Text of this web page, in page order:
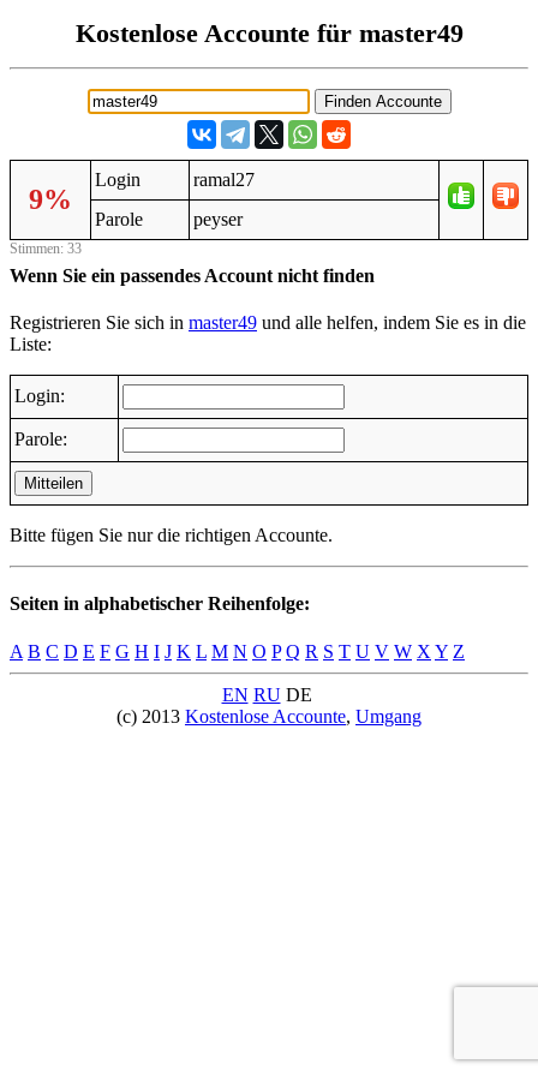
Kostenlose Accounte für master49
9%
Login
ramal27
Parole
peyser
Stimmen: 33
Wenn Sie ein passendes Account nicht finden
Registrieren Sie sich in master49 und alle helfen, indem Sie es in die
Liste:
Login:
Parole:
Mitteilen
Bitte fügen Sie nur die richtigen Accounte.
Seiten in alphabetischer Reihenfolge:
A B C D E F G H I J K L M N O P Q R S T U V W X Y Z
EN RUDE
(c) 2013 Kostenlose Accounte, Umgang